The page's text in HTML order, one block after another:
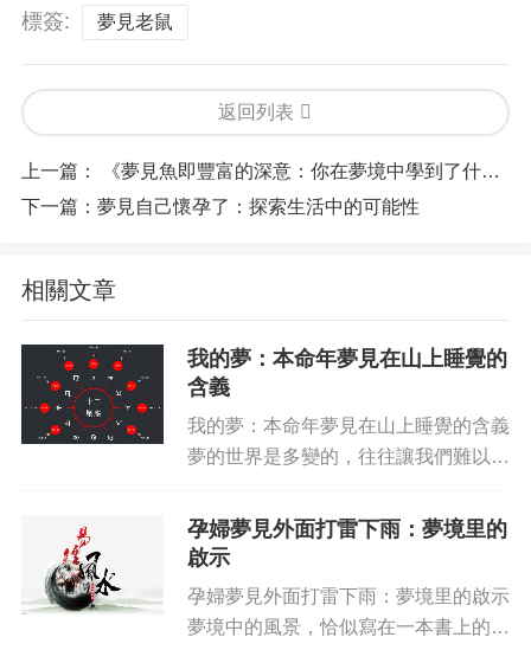
標簽: 夢見老鼠
返回列表
上一篇：
《夢見魚即豐富的深意：你在夢境中學到了什么》
下一篇： 夢見自己懷孕了：探索生活中的可能性
相關文章
我的夢：本命年夢見在山上睡覺的
含義
我的夢：本命年夢見在山上睡覺的含義
夢的世界是多變的，往往讓我們難以理
們而困惑和頭疼。有時候，夢會反映出
一個人當下的狀態，有時又能展現尚未
孕婦夢見外面打雷下雨：夢境里的
啟示
孕婦夢見外面打雷下雨：夢境里的啟示
夢境中的風景，恰似寫在一本書上的相